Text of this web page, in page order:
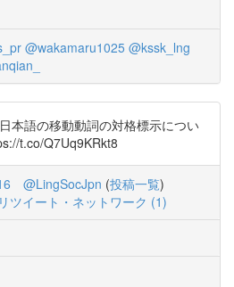
@wakamaru1025 @kssk_lng
本語の移動動詞の対格標示につい
t.co/Q7Uq9KRkt8
@LingSocJpn (投稿一覧)
リツイート・ネットワーク (1)